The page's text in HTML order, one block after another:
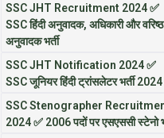
SSC JHT Recruitment 2024 ✅
SSC हिंदी अनुवादक, अधिकारी और वरिष्ठ
अनुवादक भर्ती
SSC JHT Notification 2024 ✅
SSC जूनियर हिंदी ट्रांसलेटर भर्ती 2024
SSC Stenographer
2024 ✅ 2006 पदों पर एसएससी स्टेनो